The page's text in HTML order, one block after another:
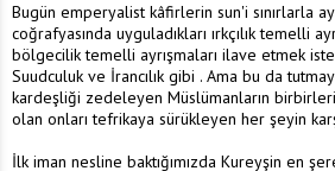
Bugün emperyalist kâfirlerin sun'i sınırlarla
coğrafyasında uyguladıkları ırkçılık temelli
bölgecilik temelli ayrışmaları ilave etmek
Suudculuk ve İrancılık gibi . Ama bu da
kardeşliği zedeleyen Müslümanların
olan onları tefrikaya sürükleyen her şeyin
İlk iman nesline baktığımızda Kureyşin en